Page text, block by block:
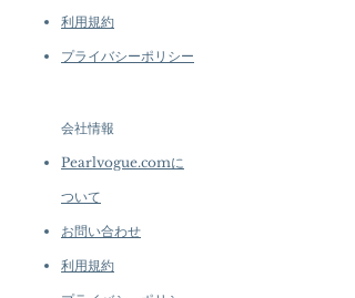
利用規約
プライバシーポリシー
会社情報
Pearlvogue.comに
ついて
お問い合わせ
利用規約